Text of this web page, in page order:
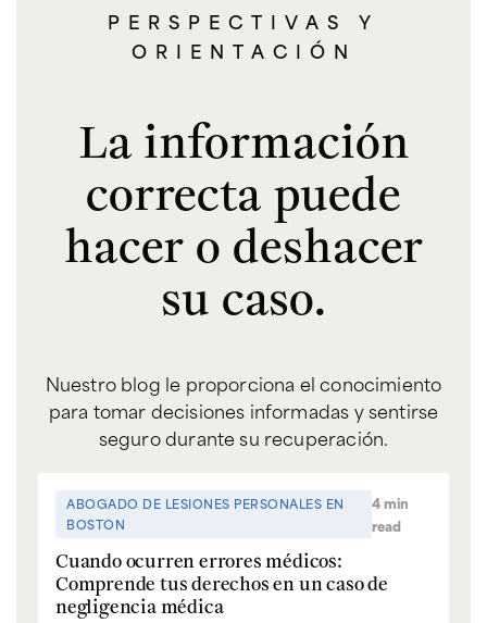
PERSPECTIVAS Y
ORIENTACIÓN
La información
correcta puede
hacer o deshacer
su caso.
Nuestro blog le proporciona el conocimiento
para tomar decisiones informadas y sentirse
seguro durante su recuperación.
ABOGADO DE LESIONES PERSONALES EN
BOSTON
4 min
read
Cuando ocurren errores médicos:
Comprende tus derechos en un caso de
negligencia médica